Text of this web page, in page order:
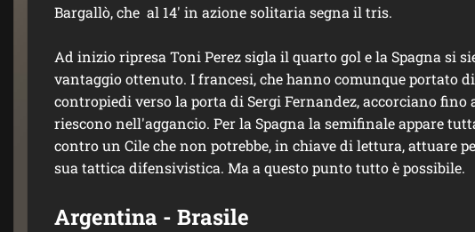
Bargallò, che al 14' in azione solitaria segna il tris.
Ad inizio ripresa Toni Perez sigla il quarto gol e la Spagna si
vantaggio ottenuto. I francesi, che hanno comunque portato
contropiedi verso la porta di Sergi Fernandez, accorciano fino
riescono nell'aggancio. Per la Spagna la semifinale appare
contro un Cile che non potrebbe, in chiave di lettura, attuare
sua tattica difensivistica. Ma a questo punto tutto è possibile.
Argentina - Brasile